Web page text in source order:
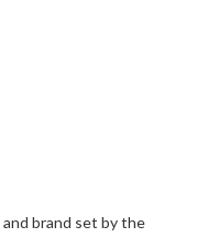
and brand set by the